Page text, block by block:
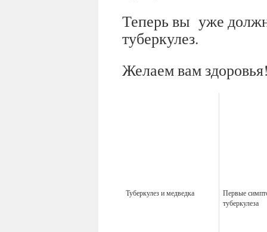
Теперь вы уже
туберкулез.
Желаем вам
Туберкулез и медведка
Первые
туберкулеза